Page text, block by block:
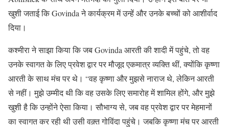
खुशी जताई कि Govinda ने कार्यक्रम में उन्हें और उनके बच्चों को आशीर्वाद
दिया।
कश्मीरा ने साझा किया कि जब Govinda आरती की शादी में पहुंचे, तो वह
उनके स्वागत के लिए प्रवेश द्वार पर मौजूद एकमात्र व्यक्ति थीं, क्योंकि कृष्णा
आरती के साथ मंच पर थे। “वह कृष्णा और मुझसे नाराज थे, लेकिन आरती
से नहीं। मुझे उम्मीद थी कि वह उसके लिए समारोह में शामिल होंगे, और मुझे
खुशी है कि उन्होंने ऐसा किया। सौभाग्य से, जब वह प्रवेश द्वार पर मेहमानों
का स्वागत कर रही थी उसी वक़्त गोविंदा पहुंचे। जबकि कृष्णा मंच पर आरती